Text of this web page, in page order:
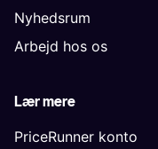
Nyhedsrum
Arbejd hos os
Lær mere
PriceRunner konto